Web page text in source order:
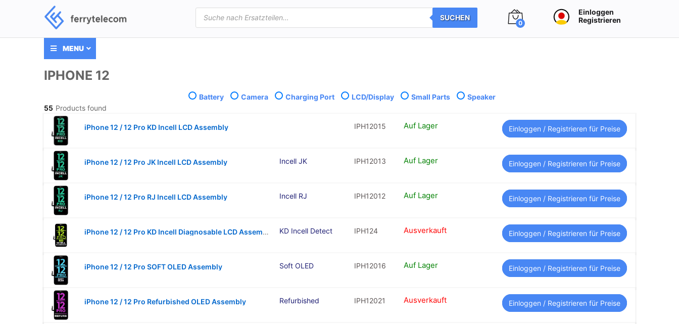
Products
search
SUCHEN
0
Einloggen
Registrieren
MENU
IPHONE 12
Battery Camera Charging Port LCD/Display Small Parts
Speaker
55 Products found
iPhone 12 / 12 Pro KD Incell LCD Assembly IPH12015 Auf Lager Einloggen / Registrieren für Preise
iPhone 12 / 12 Pro JK Incell LCD Assembly Incell JK IPH12013 Auf Lager Einloggen / Registrieren für Preise
iPhone 12 / 12 Pro RJ Incell LCD Assembly Incell RJ IPH12012 Auf Lager Einloggen / Registrieren für Preise
iPhone 12 / 12 Pro KD Incell Diagnosable LCD Assembly KD Incell Detect IPH124 Ausverkauft Einloggen / Registrieren für Preise
iPhone 12 / 12 Pro SOFT OLED Assembly Soft OLED IPH12016 Auf Lager Einloggen / Registrieren für Preise
iPhone 12 / 12 Pro Refurbished OLED Assembly Refurbished IPH12021 Ausverkauft Einloggen / Registrieren für Preise